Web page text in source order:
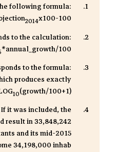
following formula:
2014x100-100.
to the calculation:
*annual_growth/100.
to the formula:
produces exactly
10(growth/100+1).
it was included, the
result in 33,848,242
and its mid-2015
34,198,000 inhab.